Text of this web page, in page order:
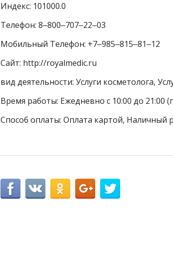
Индекс: 101000.0
Телефон: 8‒800‒707‒22‒03
Мобильный Телефон: +7‒985‒815‒81‒12
Сайт: http://royalmedic.ru
вид деятельности: Услуги косметолога,
Время работы: Ежедневно с 10:00 до 21:00
Способ оплаты: Оплата картой, Наличный